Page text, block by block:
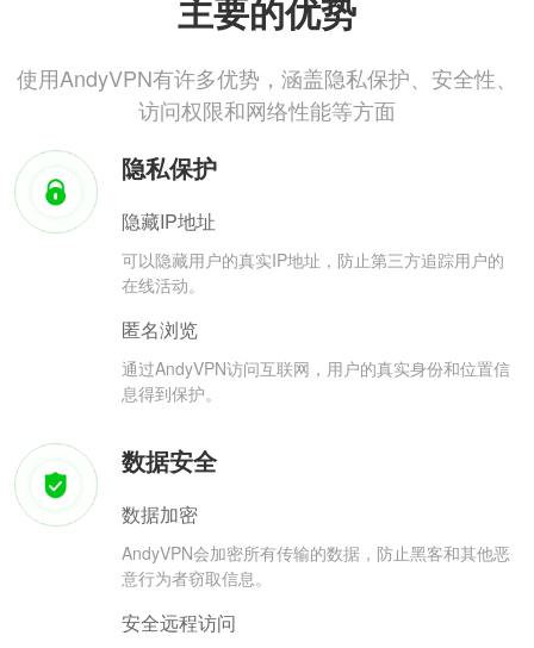
主要的优势
使用AndyVPN有许多优势，涵盖隐私保护、安全性、
访问权限和网络性能等方面
隐私保护
隐藏IP地址
可以隐藏用户的真实IP地址，防止第三方追踪用户的
在线活动。
匿名浏览
通过AndyVPN访问互联网，用户的真实身份和位置信
息得到保护。
数据安全
数据加密
AndyVPN会加密所有传输的数据，防止黑客和其他恶
意行为者窃取信息。
安全远程访问